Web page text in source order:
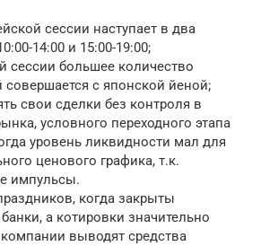
сессии наступает в два
14:00 и 15:00-19:00;
сессии большее количество
совершается с японской йеной;
свои сделки без контроля в
условного переходного этапа
уровень ликвидности мал для
ценового графика, т.к.
импульсы.
когда закрыты
а котировки значительно
компании выводят средства